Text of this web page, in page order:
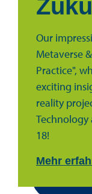
Our
Metaverse
Practice",
exciting
reality
Technology
18!
Mehr